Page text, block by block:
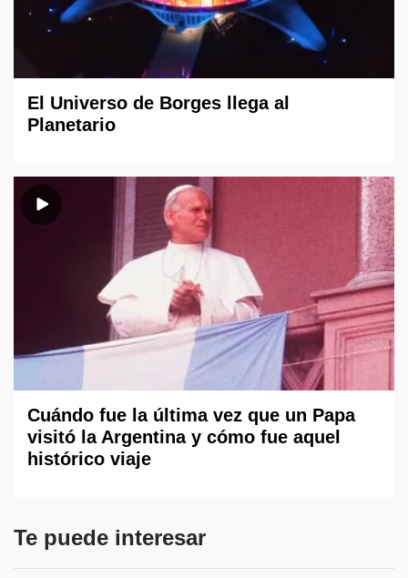
El Universo de Borges llega al
Planetario
Cuándo fue la última vez que un Papa
visitó la Argentina y cómo fue aquel
histórico viaje
Te puede interesar